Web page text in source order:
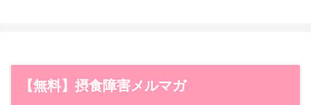
【無料】摂食障害メルマガ